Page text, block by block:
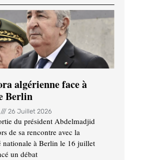
algérienne face à
Berlin
26 Juillet 2026
du président Abdelmadjid
de sa rencontre avec la
nationale à Berlin le 16 juillet
un débat